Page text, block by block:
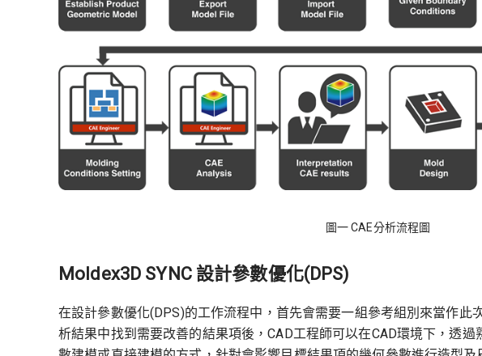
圖一 CAE分析流程圖
Moldex3D SYNC 設計參數優化(DPS)
在設計參數優化(DPS)的工作流程中，首先會需要一組參考組別來當作此
析結果中找到需要改善的結果項後，CAD工程師可以在CAD環境下，透